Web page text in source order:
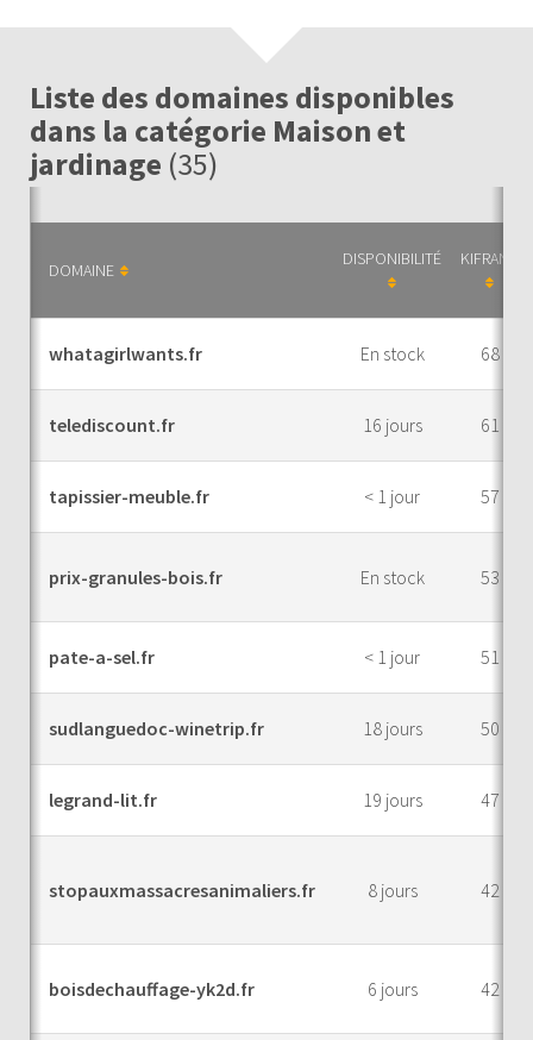
Liste des domaines disponibles
dans la catégorie Maison et
jardinage (35)
DOMAINE
DISPONIBILITÉ KIFRANK
whatagirlwants.fr En stock 68
telediscount.fr 16 jours 61
tapissier-meuble.fr < 1 jour 57
prix-granules-bois.fr En stock 53
pate-a-sel.fr < 1 jour 51
sudlanguedoc-winetrip.fr 18 jours 50
legrand-lit.fr 19 jours 47
stopauxmassacresanimaliers.fr 8 jours 42
boisdechauffage-yk2d.fr 6 jours 42